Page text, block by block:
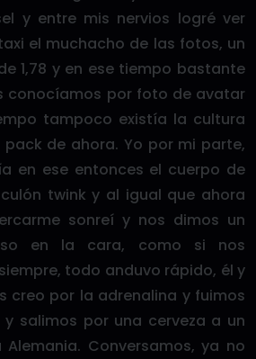
y entre mis nervios logré ver
el muchacho de las fotos, un
1,78 y en ese tiempo bastante
conocíamos por foto de avatar
tampoco existía la cultura
de ahora. Yo por mi parte,
en ese entonces el cuerpo de
twink y al igual que ahora
sonreí y nos dimos un
en la cara, como si nos
todo anduvo rápido, él y
creo por la adrenalina y fuimos
salimos por una cerveza a un
Conversamos, ya no